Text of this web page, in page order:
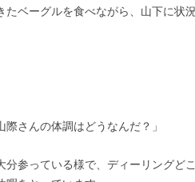
たベーグルを食べながら、山下に状
際さんの体調はどうなんだ？」
分参っている様で、ディーリングど